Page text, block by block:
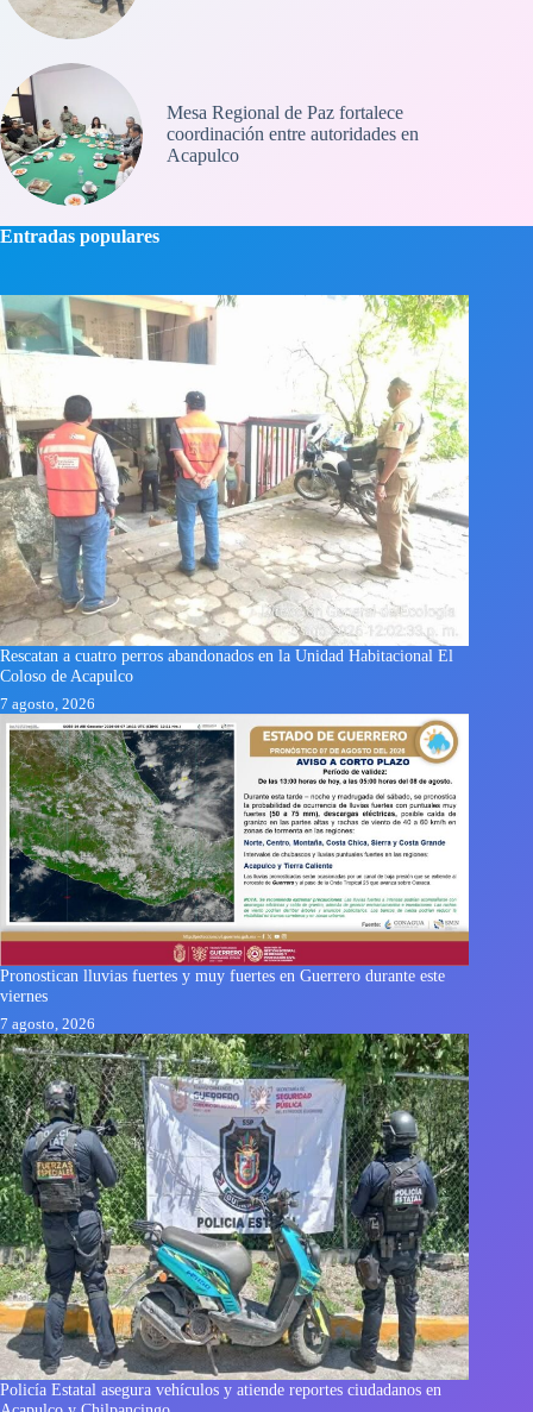
Mesa Regional de Paz fortalece
coordinación entre autoridades en
Acapulco
Entradas populares
Rescatan a cuatro perros abandonados en la Unidad Habitacional El
Coloso de Acapulco
7 agosto, 2026
Pronostican lluvias fuertes y muy fuertes en Guerrero durante este
viernes
7 agosto, 2026
Policía Estatal asegura vehículos y atiende reportes ciudadanos en